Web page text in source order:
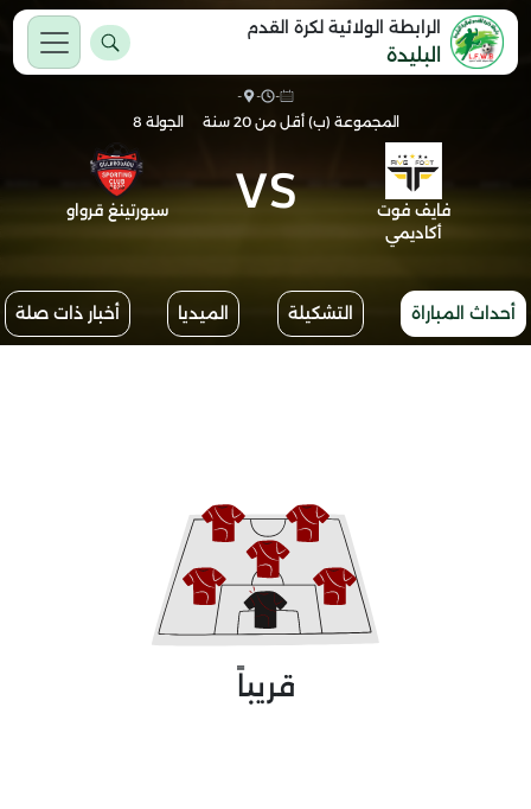
الرابطة الولائية لكرة القدم
البليدة
-
-
-
المجموعة (ب) أقل من 20 سنة
الجولة 8
فايف فوت
أكاديمي
VS سبورتينغ قرواو
أحداث المباراة التشكيلة الميديا أخبار ذات صلة
قريباً